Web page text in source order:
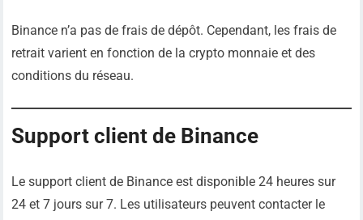
Binance n’a pas de frais de dépôt. Cependant, les frais de
retrait varient en fonction de la crypto monnaie et des
conditions du réseau.
Support client de Binance
Le support client de Binance est disponible 24 heures sur
24 et 7 jours sur 7. Les utilisateurs peuvent contacter le